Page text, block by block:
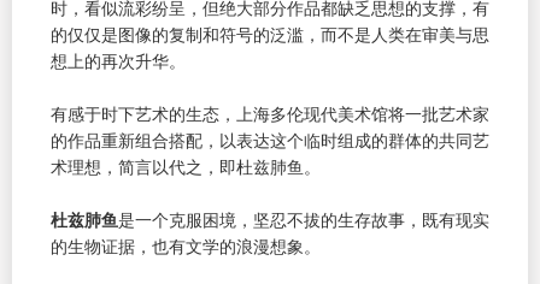
时，看似流彩纷呈，但绝大部分作品都缺乏思想的支撑，有
的仅仅是图像的复制和符号的泛滥，而不是人类在审美与思
想上的再次升华。
有感于时下艺术的生态，上海多伦现代美术馆将一批艺术家
的作品重新组合搭配，以表达这个临时组成的群体的共同艺
术理想，简言以代之，即杜兹肺鱼。
杜兹肺鱼是一个克服困境，坚忍不拔的生存故事，既有现实
的生物证据，也有文学的浪漫想象。